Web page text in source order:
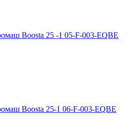
Boosta 25 -1 05-F-003-EQBE
Boosta 25-1 06-F-003-EQBE